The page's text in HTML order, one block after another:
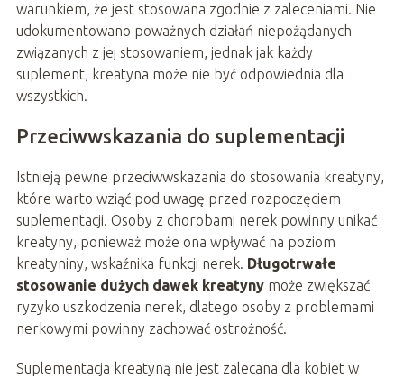
warunkiem, że jest stosowana zgodnie z zaleceniami. Nie
udokumentowano poważnych działań niepożądanych
związanych z jej stosowaniem, jednak jak każdy
suplement, kreatyna może nie być odpowiednia dla
wszystkich.
Przeciwwskazania do suplementacji
Istnieją pewne przeciwwskazania do stosowania kreatyny,
które warto wziąć pod uwagę przed rozpoczęciem
suplementacji. Osoby z chorobami nerek powinny unikać
kreatyny, ponieważ może ona wpływać na poziom
kreatyniny, wskaźnika funkcji nerek. Długotrwałe
stosowanie dużych dawek kreatynymoże zwiększać
ryzyko uszkodzenia nerek, dlatego osoby z problemami
nerkowymi powinny zachować ostrożność.
Suplementacja kreatyną nie jest zalecana dla kobiet w